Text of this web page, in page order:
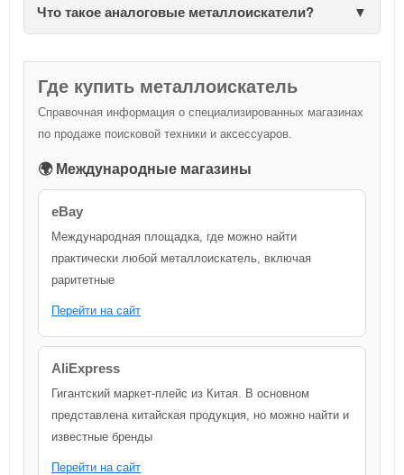
Что такое аналоговые металлоискатели?
Где купить металлоискатель
Справочная информация о специализированных магазинах
по продаже поисковой техники и аксессуаров.
🌍 Международные магазины
eBay
Международная площадка, где можно найти
практически любой металлоискатель, включая
раритетные
Перейти на сайт
AliExpress
Гигантский маркет-плейс из Китая. В основном
представлена китайская продукция, но можно найти и
известные бренды
Перейти на сайт